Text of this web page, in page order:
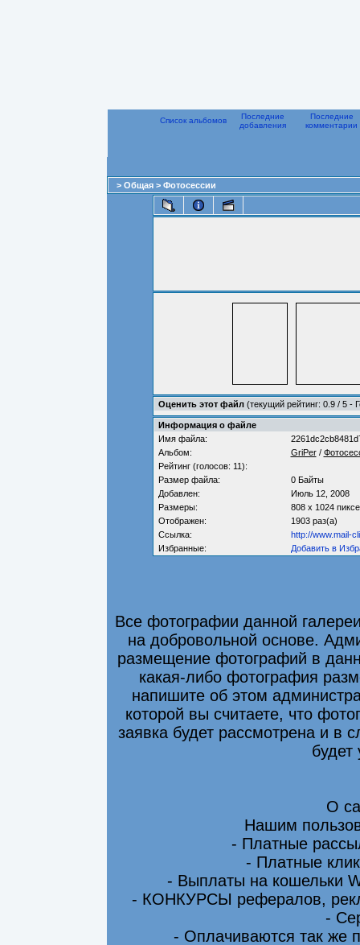
Список альбомов
Последние
добавления
Последние
комментарии
> Общая > Фотосессии
Оценить этот файл (текущий рейтинг: 0.9 / 5 -
Информация о файле
Имя файла:
Альбом:
GriPer/
Рейтинг (голосов: 11):
Размер файла:
0 Байты
Добавлен:
Июль 12, 2008
Размеры:
808 x 1024
Отображен:
1903 раз(а)
Ссылка:
http://www.mail-
Избранные:
Добавить в
Все фотографии данной
на добровольной основе.
размещение фотографий в
какая-либо фотография
напишите об этом
которой вы считаете, что
заявка будет рассмотрена и в
будет
О
Нашим
- Платные
- Платные
- Выплаты на кошельки
- КОНКУРСЫ рефералов,
-
- Оплачиваются так же